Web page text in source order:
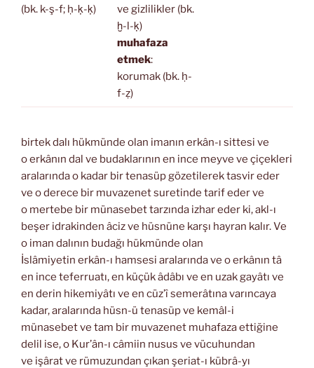
(bk. k-ş-f; ḥ-ḳ-ḳ)
ve gizlilikler (bk.
ḫ-l-ḳ)
muhafaza
etmek:
korumak (bk. ḥ-
f-ẓ)
birtek dalı hükmünde olan imanın erkân-ı sittesi ve
o erkânın dal ve budaklarının en ince meyve ve çiçekleri
aralarında o kadar bir tenasüp gözetilerek tasvir eder
ve o derece bir muvazenet suretinde tarif eder ve
o mertebe bir münasebet tarzında izhar eder ki, akl-ı
beşer idrakinden âciz ve hüsnüne karşı hayran kalır. Ve
o iman dalının budağı hükmünde olan
İslâmiyetin erkân-ı hamsesi aralarında ve o erkânın tâ
en ince teferruatı, en küçük âdâbı ve en uzak gayâtı ve
en derin hikemiyâtı ve en cüz’î semerâtına varıncaya
kadar, aralarında hüsn-ü tenasüp ve kemâl-i
münasebet ve tam bir muvazenet muhafaza ettiğine
delil ise, o Kur’ân-ı câmiin nusus ve vücuhundan
ve işârat ve rümuzundan çıkan şeriat-ı kübrâ-yı